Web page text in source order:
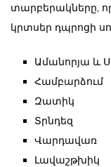
տարբերակները,
կրտսեր դպրոցի
Ամանորյա և
Համբարձում
Զատիկ
Տրնդեզ
Վարդավառ
Լավաշթխիկ